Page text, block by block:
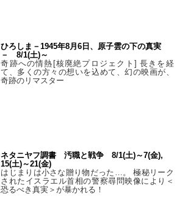
ひろしま－1945年8月6日、原子雲の下の真実
－ 8/1(土)～
奇跡への情熱[核廃絶プロジェクト] 長きを経
て、多くの方々の想いを込めて、幻の映画が、
奇跡のリマスター
ネタニヤフ調書 汚職と戦争 8/1(土)～7(金),
15(土)～21(金)
はじまりは小さな贈り物だった…。 極秘リーク
されたイスラエル首相の警察尋問映像により＜
恐るべき真実＞が暴かれる！